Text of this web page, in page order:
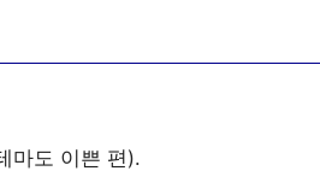
마도 이쁜 편).